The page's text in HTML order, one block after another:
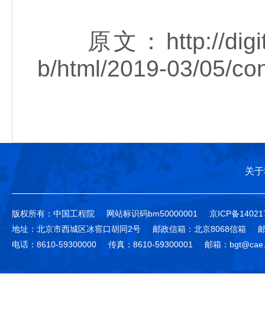
原文：http://
b/html/2019-03/05/
关
版权所有：中国工程院 网站标识码bm50000001
京ICP备
地址：北京市西城区冰窖口胡同2号
邮政信箱：北京8068信箱
电话：8610-59300000
传真：8610-59300001 邮箱：